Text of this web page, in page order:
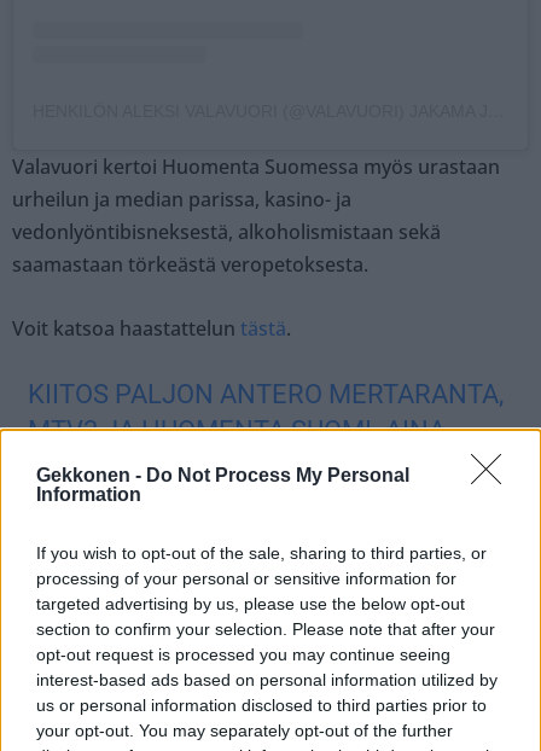
Gekkonen - Do Not Process My Personal
Information
If you wish to opt-out of the sale, sharing to third parties, or
processing of your personal or sensitive information for
targeted advertising by us, please use the below opt-out
section to confirm your selection. Please note that after your
opt-out request is processed you may continue seeing
interest-based ads based on personal information utilized by
us or personal information disclosed to third parties prior to
your opt-out. You may separately opt-out of the further
Valavuori kertoi Huomenta Suomessa myös urastaan
urheilun ja median parissa, kasino- ja
vedonlyöntibisneksestä, alkoholismistaan sekä
saamastaan törkeästä veropetoksesta.
Voit katsoa haastattelun tästä.
KIITOS PALJON ANTERO MERTARANTA,
MTV3 JA HUOMENTA SUOMI. AINA
NASTAA PÄÄSTÄ PUHUMAAN ASIOISTA
NIIDEN OIKEILLA NIMILLÄ.
PIC.TWITTER.COM/AZYTK97MF6
— Aleksi Valavuori (@Valavuori)August 25, 2024
Seuraa Gekkosta Instagramissa